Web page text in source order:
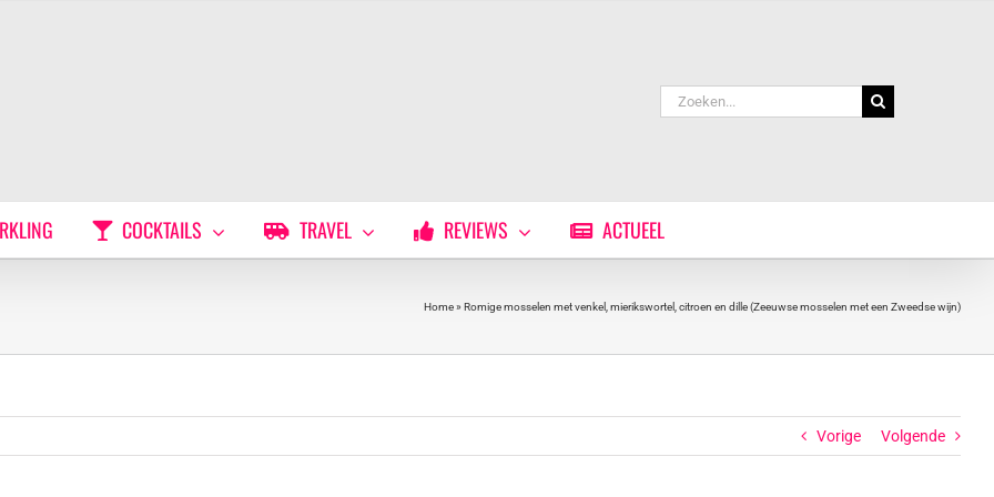
Zoeken
naar:
COCKTAILS TRAVEL REVIEWS ACTUEEL
Home» Romige mosselen met venkel, mierikswortel, citroen en dille (Zeeuwse mosselen met een Zweedse wijn)
Vorige Volgende